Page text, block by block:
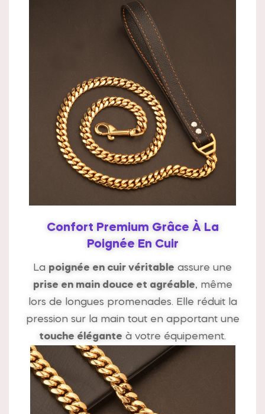
Confort Premium Grâce À La
Poignée En Cuir
La poignée en cuir véritable assure une
prise en main douce et agréable, même
lors de longues promenades. Elle réduit la
pression sur la main tout en apportant une
touche élégante à votre équipement.